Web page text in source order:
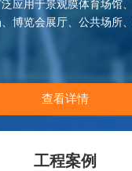
应用于景观膜体育场馆
博览会展厅、公共场所
查看详情
工程案例